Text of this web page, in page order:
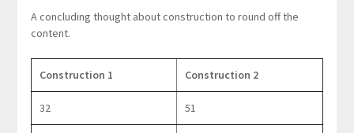
A concluding thought about construction to round off the
content.
Construction 1 Construction 2
32 51